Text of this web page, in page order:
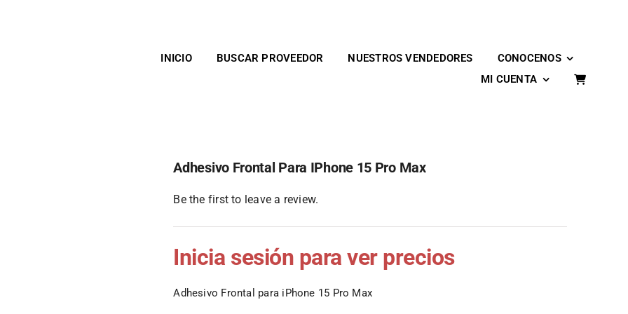
INICIO
BUSCAR PROVEEDOR NUESTROS VENDEDORES
CONOCENOS
MI CUENTA
Adhesivo Frontal Para IPhone 15 Pro Max
Be the first to leave a review.
Inicia sesión para ver precios
Adhesivo Frontal para iPhone 15 Pro Max